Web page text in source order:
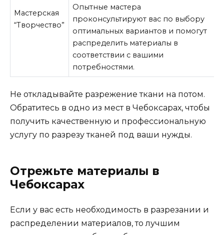
Мастерская
“Творчество”
Опытные мастера
проконсультируют вас по выбору
оптимальных вариантов и помогут
распределить материалы в
соответствии с вашими
потребностями.
Не откладывайте разрежение ткани на потом.
Обратитесь в одно из мест в Чебоксарах, чтобы
получить качественную и профессиональную
услугу по разрезу тканей под ваши нужды.
Отрежьте материалы в
Чебоксарах
Если у вас есть необходимость в разрезании и
распределении материалов, то лучшим